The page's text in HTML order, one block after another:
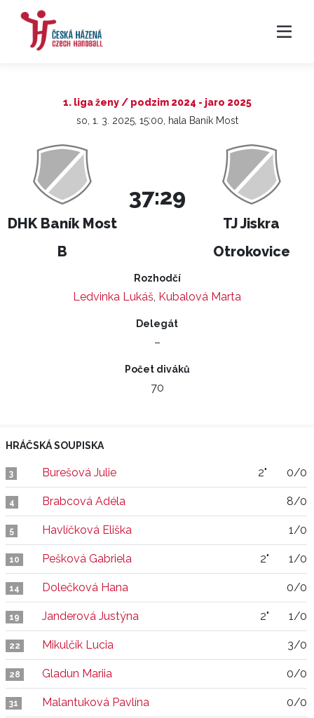
1. liga ženy / podzim 2024 - jaro 2025
so, 1. 3. 2025, 15:00, hala Baník Most
DHK Baník Most
B
37:29
TJ Jiskra
Otrokovice
Rozhodčí
Ledvinka Lukáš, Kubalová Marta
Delegát
–
Počet diváků
70
HRÁČSKÁ SOUPISKA
3 Burešová Julie 2" 0/0
4 Brabcová Adéla 8/0
5 Havlíčková Eliška 1/0
10 Pešková Gabriela 2" 1/0
14 Dolečková Hana 0/0
19 Janderová Justýna 2" 1/0
22 Mikulčík Lucia 3/0
28 Gladun Mariia 0/0
31 Malantuková Pavlína 0/0